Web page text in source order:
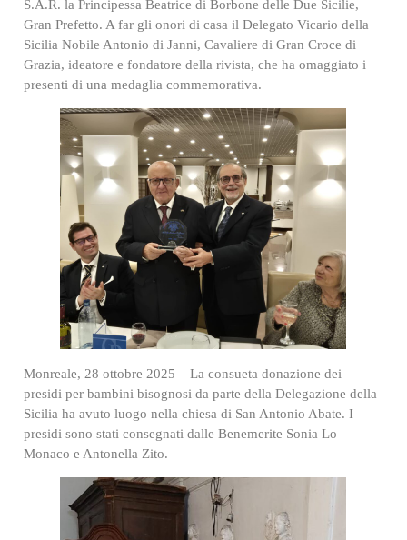
S.A.R. la Principessa Beatrice di Borbone delle Due Sicilie,
Gran Prefetto. A far gli onori di casa il Delegato Vicario della
Sicilia Nobile Antonio di Janni, Cavaliere di Gran Croce di
Grazia, ideatore e fondatore della rivista, che ha omaggiato i
presenti di una medaglia commemorativa.
Monreale, 28 ottobre 2025 – La consueta donazione dei
presidi per bambini bisognosi da parte della Delegazione della
Sicilia ha avuto luogo nella chiesa di San Antonio Abate. I
presidi sono stati consegnati dalle Benemerite Sonia Lo
Monaco e Antonella Zito.